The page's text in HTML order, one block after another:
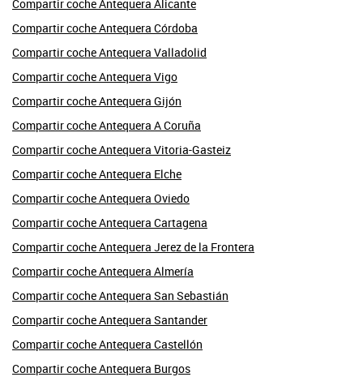
Compartir coche Antequera Alicante
Compartir coche Antequera Córdoba
Compartir coche Antequera Valladolid
Compartir coche Antequera Vigo
Compartir coche Antequera Gijón
Compartir coche Antequera A Coruña
Compartir coche Antequera Vitoria-Gasteiz
Compartir coche Antequera Elche
Compartir coche Antequera Oviedo
Compartir coche Antequera Cartagena
Compartir coche Antequera Jerez de la Frontera
Compartir coche Antequera Almería
Compartir coche Antequera San Sebastián
Compartir coche Antequera Santander
Compartir coche Antequera Castellón
Compartir coche Antequera Burgos